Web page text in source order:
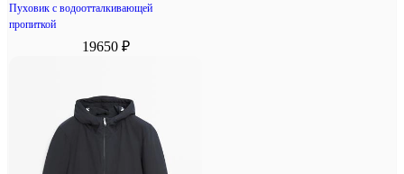
Пуховик с водоотталкивающей
пропиткой
19650 ₽